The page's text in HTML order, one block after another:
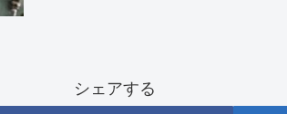
シェアする